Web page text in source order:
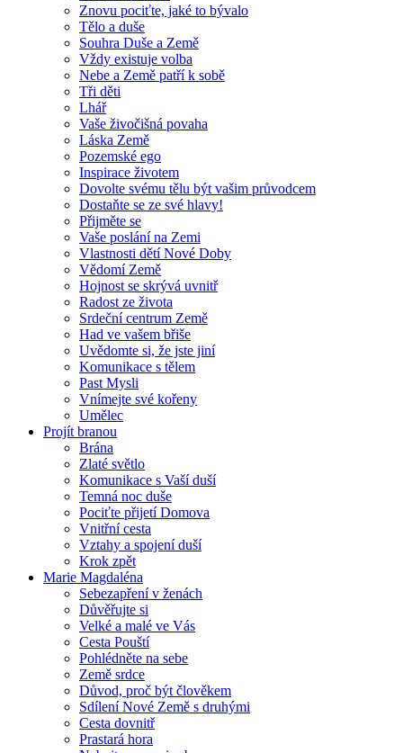
Znovu pociťte, jaké to bývalo
Tělo a duše
Souhra Duše a Země
Vždy existuje volba
Nebe a Země patří k sobě
Tři děti
Lhář
Vaše živočišná povaha
Láska Země
Pozemské ego
Inspirace životem
Dovolte svému tělu být vašim průvodcem
Dostaňte se ze své hlavy!
Přijměte se
Vaše poslání na Zemi
Vlastnosti dětí Nové Doby
Vědomí Země
Hojnost se skrývá uvnitř
Radost ze života
Srdeční centrum Země
Had ve vašem břiše
Uvědomte si, že jste jiní
Komunikace s tělem
Past Mysli
Vnímejte své kořeny
Umělec
Projít branou
Brána
Zlaté světlo
Komunikace s Vaší duší
Temná noc duše
Pociťte přijetí Domova
Vnitřní cesta
Vztahy a spojení duší
Krok zpět
Marie Magdaléna
Sebezapření v ženách
Důvěřujte si
Velké a malé ve Vás
Cesta Pouští
Pohlédněte na sebe
Země srdce
Důvod, proč být člověkem
Sdílení Nové Země s druhými
Cesta dovnitř
Prastará hora